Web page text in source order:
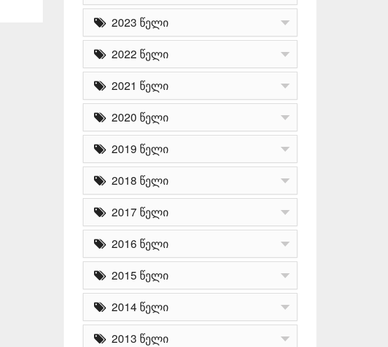
2023 წელი
2022 წელი
2021 წელი
2020 წელი
2019 წელი
2018 წელი
2017 წელი
2016 წელი
2015 წელი
2014 წელი
2013 წელი